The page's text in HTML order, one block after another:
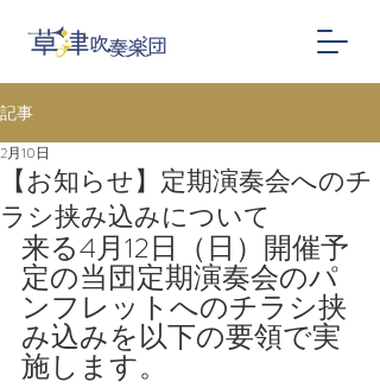
記事
【お知らせ】定期演奏会へのチ
ラシ挟み込みについて
2月10日
来る4月12日（日）開催予
定の当団定期演奏会のパ
ンフレットへのチラシ挟
み込みを以下の要領で実
施します。